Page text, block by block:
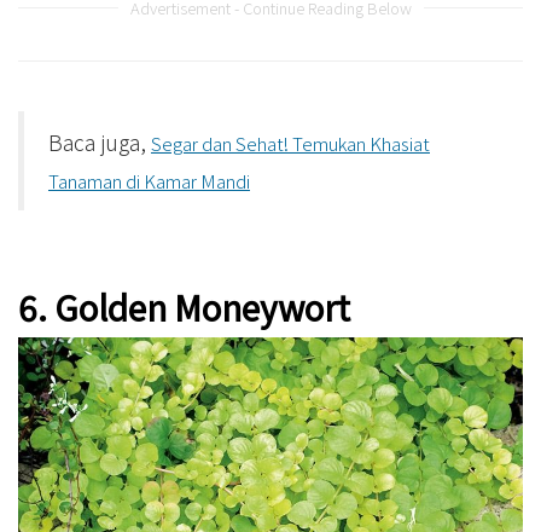
Advertisement - Continue Reading Below
Baca juga, Segar dan Sehat! Temukan Khasiat
Tanaman di Kamar Mandi
6. Golden Moneywort